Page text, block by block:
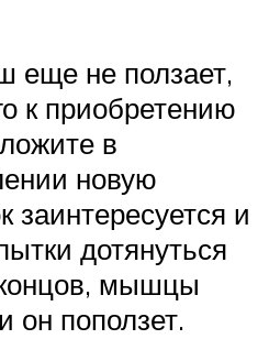
не ползает,
к приобретению
в
новую
заинтересуется и
дотянуться
мышцы
он поползет.